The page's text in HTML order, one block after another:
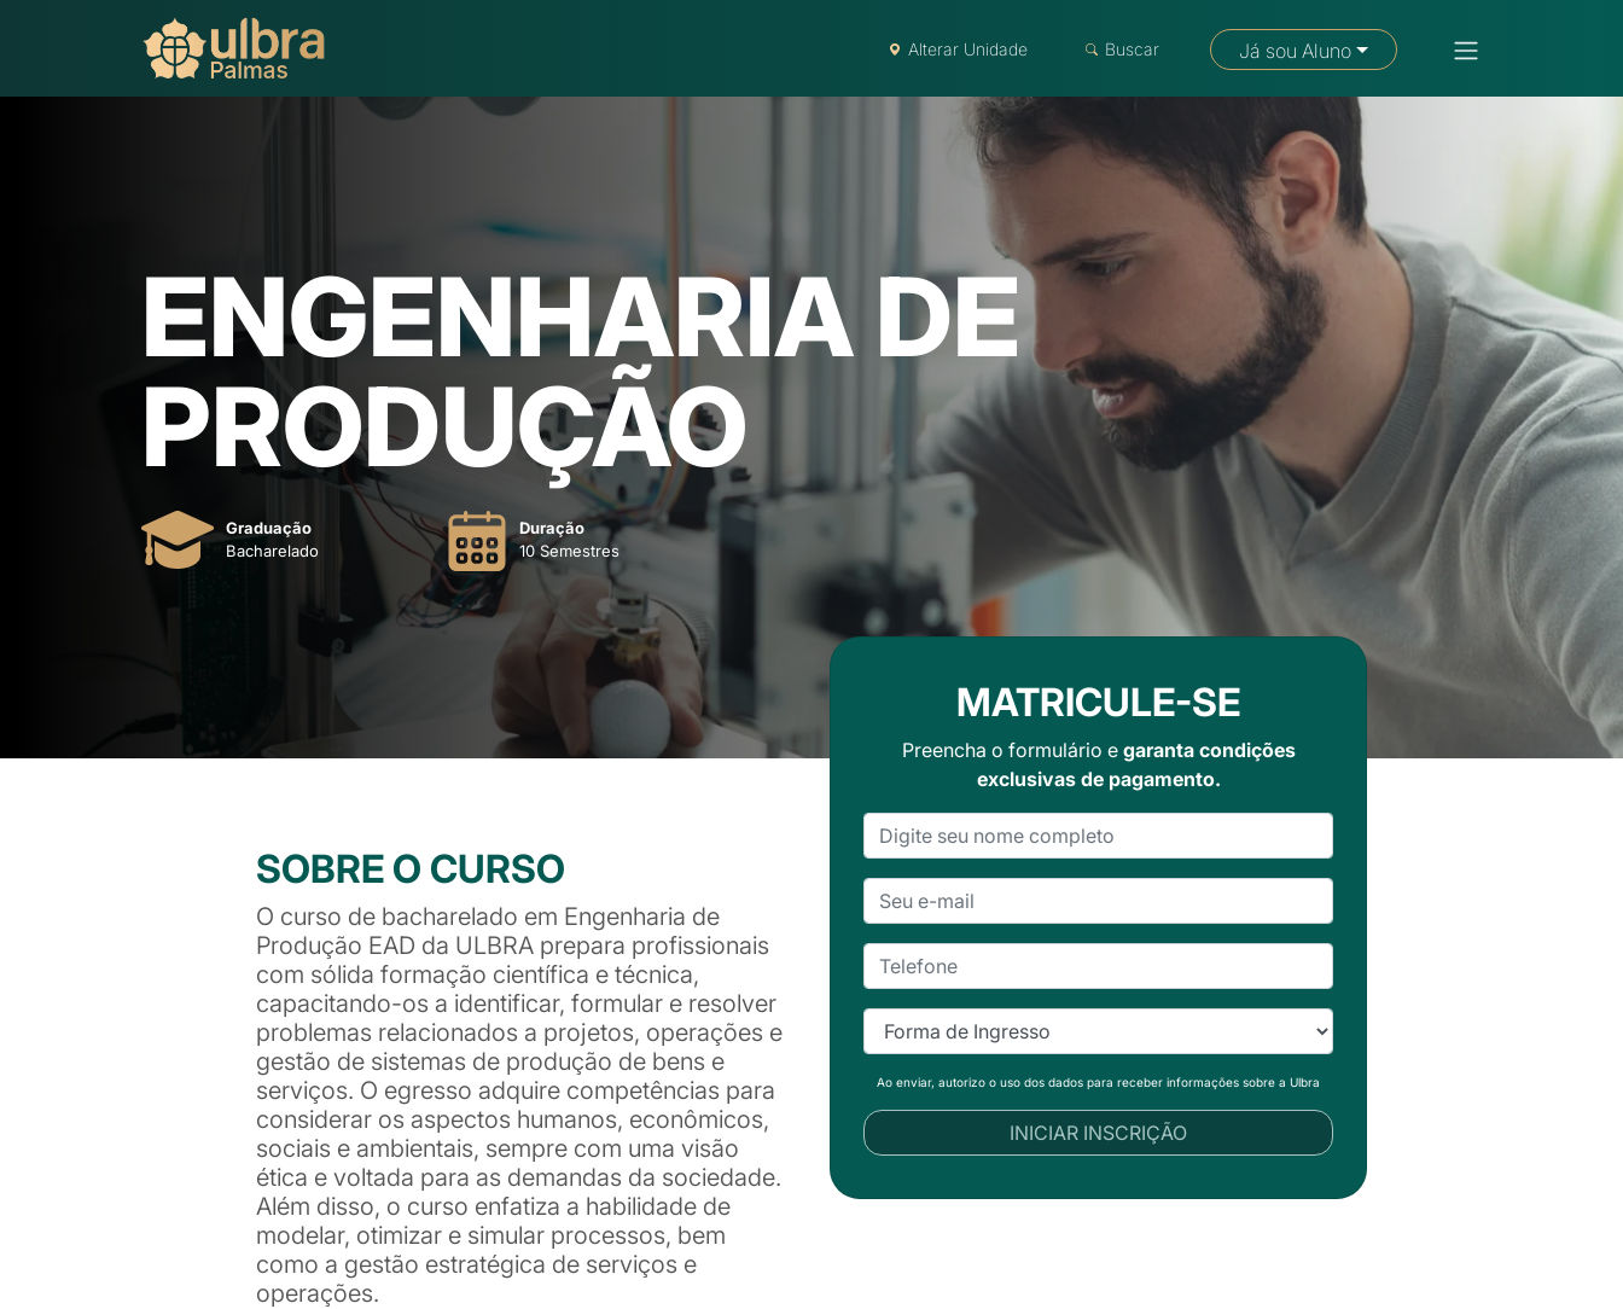
Fale com um consultor
Alterar Unidade Buscar Já sou Aluno
ENGENHARIA DE
PRODUÇÃO
Graduação
Bacharelado
Duração
10 Semestres
MATRICULE-SE
Preencha o formulário e garanta condições
exclusivas de pagamento.
Ao enviar, autorizo o uso dos dados para receber informações sobre a Ulbra
INICIAR INSCRIÇÃO
SOBRE O CURSO
O curso de bacharelado em Engenharia de
Produção EAD da ULBRA prepara profissionais
com sólida formação científica e técnica,
capacitando-os a identificar, formular e resolver
problemas relacionados a projetos, operações e
gestão de sistemas de produção de bens e
serviços. O egresso adquire competências para
considerar os aspectos humanos, econômicos,
sociais e ambientais, sempre com uma visão
ética e voltada para as demandas da sociedade.
Além disso, o curso enfatiza a habilidade de
modelar, otimizar e simular processos, bem
como a gestão estratégica de serviços e
operações.